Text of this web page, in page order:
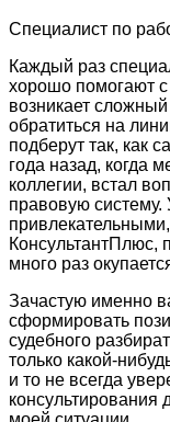
Специалист по
Каждый раз
хорошо помогают с
возникает
обратиться на
подберут так, как
года назад, когда
коллегии, встал
правовую
КонсультантПлюс,
много раз
Зачастую именно
сформировать
судебного
только какой-
и то не всегда
консультирования